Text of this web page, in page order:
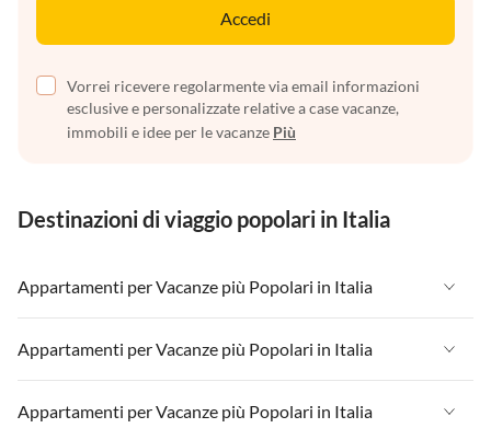
Accedi
Vorrei ricevere regolarmente via email informazioni
esclusive e personalizzate relative a case vacanze,
immobili e idee per le vacanze Più
Destinazioni di viaggio popolari in Italia
Appartamenti per Vacanze più Popolari in Italia
Appartamenti per Vacanze in Italia
Appartamenti per Vacanze in Liguria
Appartamenti per Vacanze in Lombardia
Appartamenti per Vacanze più Popolari in Italia
Appartamenti per Vacanze in Italia
Appartamenti per Vacanze più Popolari in Italia